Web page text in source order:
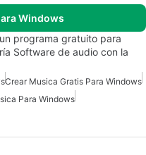
Windows
programa gratuito para
Software de audio con la
Crear Musica Gratis Para Windows
Para Windows